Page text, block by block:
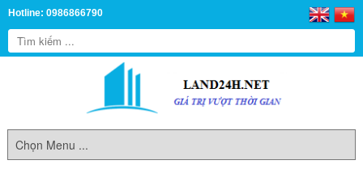
Hotline: 0986866790